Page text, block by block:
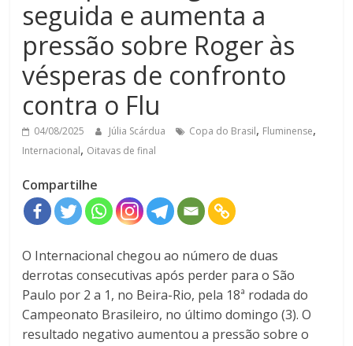
seguida e aumenta a
pressão sobre Roger às
vésperas de confronto
contra o Flu
04/08/2025 Júlia Scárdua Copa do Brasil, Fluminense,
Internacional, Oitavas de final
Compartilhe
O Internacional chegou ao número de duas
derrotas consecutivas após perder para o São
Paulo por 2 a 1, no Beira-Rio, pela 18ª rodada do
Campeonato Brasileiro, no último domingo (3). O
resultado negativo aumentou a pressão sobre o